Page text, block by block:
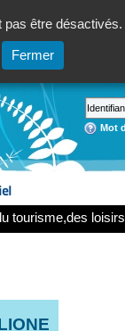
être
Fermer
Mot
tourisme,des